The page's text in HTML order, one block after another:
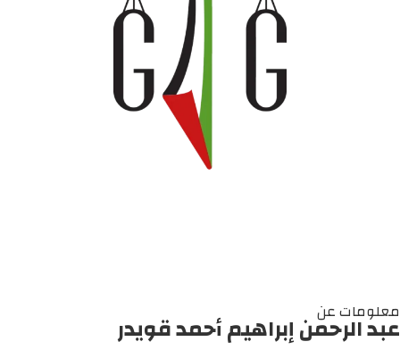
معلومات عن
عبد الرحمن إبراهيم أحمد قويدر